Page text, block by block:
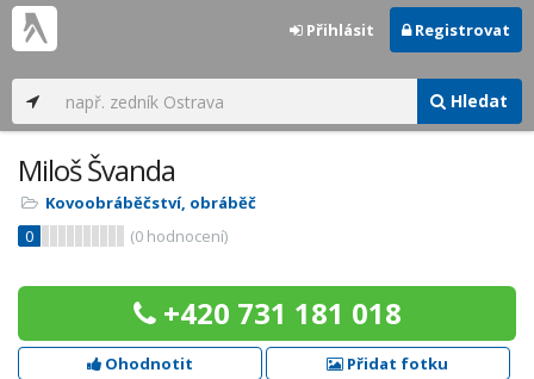
Hledat
Přihlásit Registrovat
Miloš Švanda
Kovoobráběčství, obráběč
0
(0 hodnocení)
+420 731 181 018
Ohodnotit
Přidat fotku